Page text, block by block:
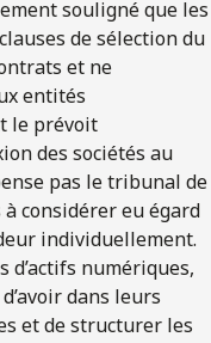
souligné que les
de sélection du
et ne
entités
le prévoit
des sociétés au
pas le tribunal de
considérer eu égard
individuellement.
numériques,
dans leurs
et de structurer les